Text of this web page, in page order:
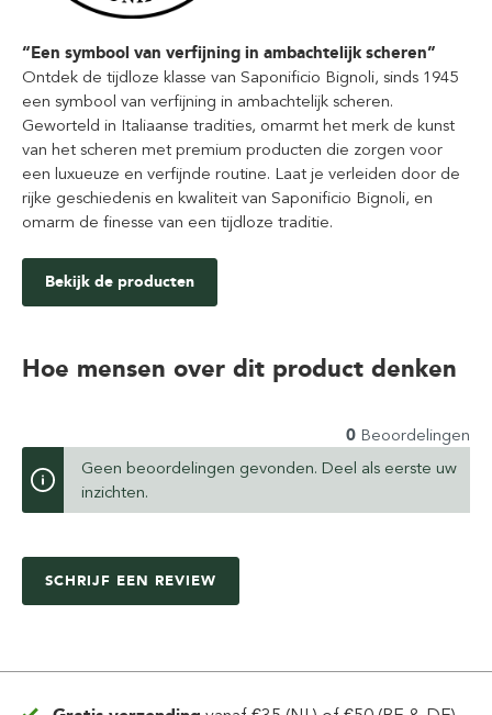
“Een symbool van verfijning in ambachtelijk scheren”
Ontdek de tijdloze klasse van Saponificio Bignoli, sinds 1945
een symbool van verfijning in ambachtelijk scheren.
Geworteld in Italiaanse tradities, omarmt het merk de kunst
van het scheren met premium producten die zorgen voor
een luxueuze en verfijnde routine. Laat je verleiden door de
rijke geschiedenis en kwaliteit van Saponificio Bignoli, en
omarm de finesse van een tijdloze traditie.
Bekijk de producten
Hoe mensen over dit product denken
0 Beoordelingen
Geen beoordelingen gevonden. Deel als eerste uw
inzichten.
SCHRIJF EEN REVIEW